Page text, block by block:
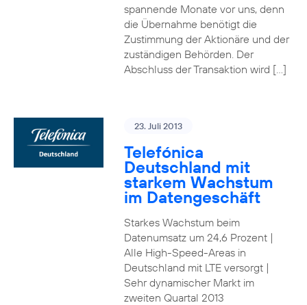
spannende Monate vor uns, denn
die Übernahme benötigt die
Zustimmung der Aktionäre und der
zuständigen Behörden. Der
Abschluss der Transaktion wird […]
23. Juli 2013
Telefónica
Deutschland mit
starkem Wachstum
im Datengeschäft
Starkes Wachstum beim
Datenumsatz um 24,6 Prozent |
Alle High-Speed-Areas in
Deutschland mit LTE versorgt |
Sehr dynamischer Markt im
zweiten Quartal 2013